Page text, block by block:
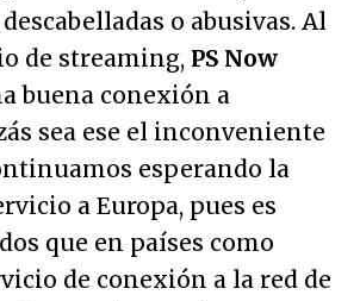
o abusivas. Al
de streaming, PS Now
buena conexión a
sea ese el inconveniente
esperando la
a Europa, pues es
que en países como
de conexión a la red de